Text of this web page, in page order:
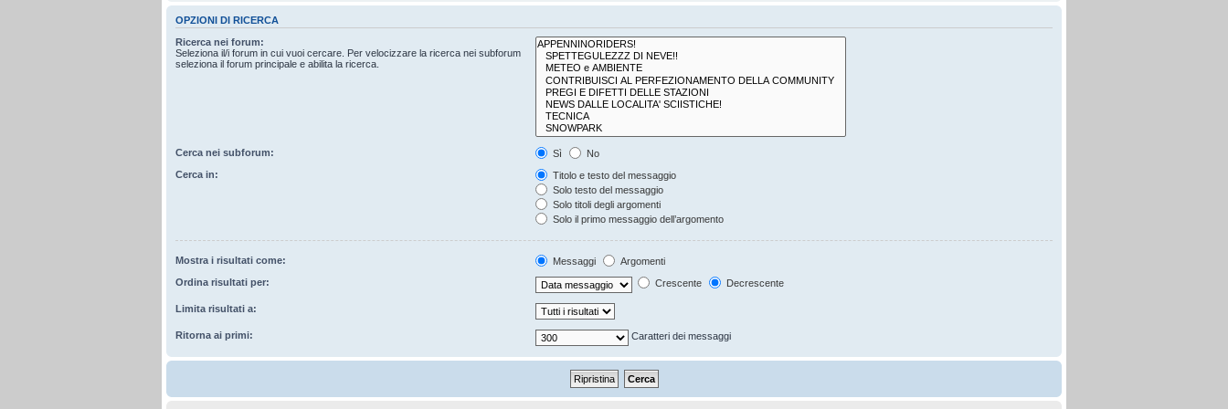
OPZIONI DI RICERCA
Ricerca nei forum:
Seleziona il/i forum in cui vuoi cercare. Per velocizzare la ricerca nei subforum
seleziona il forum principale e abilita la ricerca.
Cerca nei subforum: Sì
No
Cerca in:
Titolo e testo del messaggio
Solo testo del messaggio
Solo titoli degli argomenti
Solo il primo messaggio dell’argomento
Mostra i risultati come: Messaggi
Argomenti
Ordina risultati per:
Crescente Decrescente
Limita risultati a:
Ritorna ai primi: Caratteri dei messaggi